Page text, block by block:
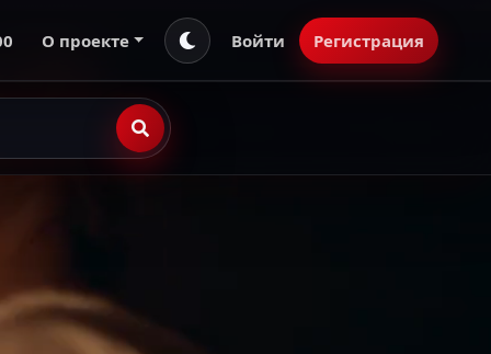
О проекте Войти Регистрация